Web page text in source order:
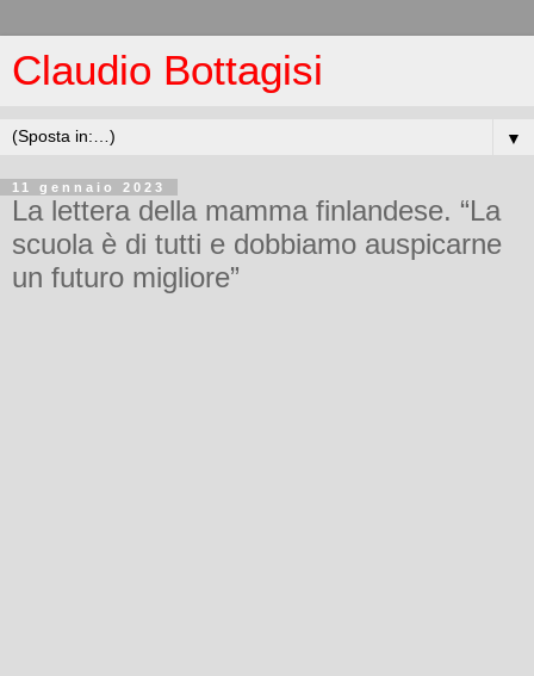
Claudio Bottagisi
▼
11 gennaio 2023
La lettera della mamma finlandese. “La
scuola è di tutti e dobbiamo auspicarne
un futuro migliore”